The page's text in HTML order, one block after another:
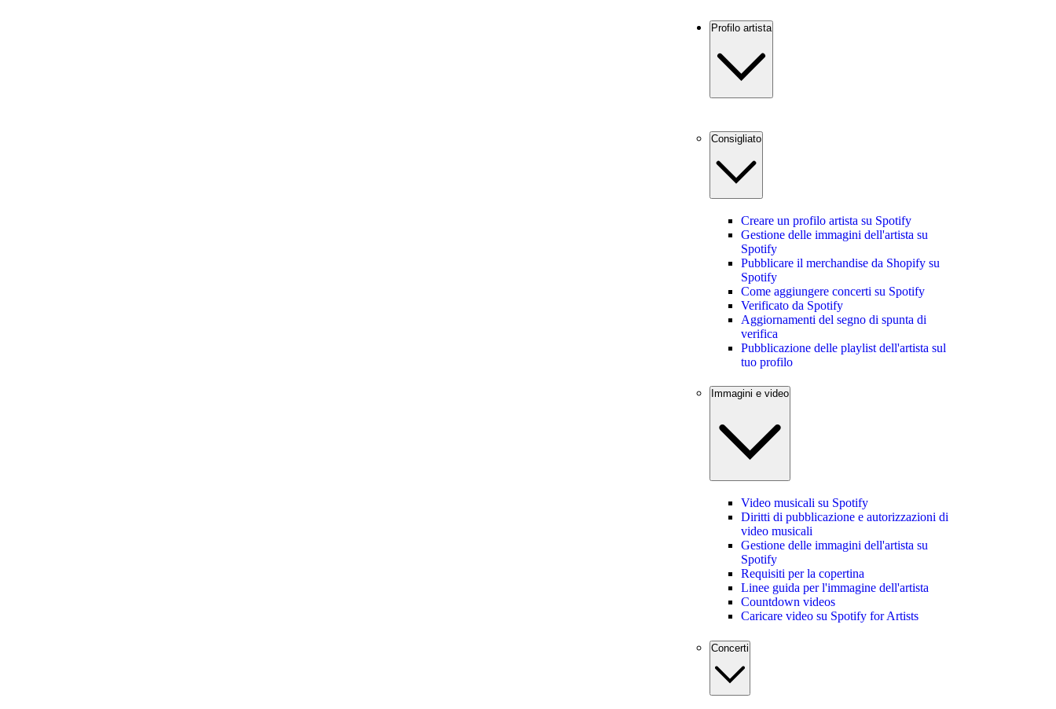
Profilo artista
Consigliato
Creare un profilo artista su Spotify
Gestione delle immagini dell'artista su
Spotify
Pubblicare il merchandise da Shopify su
Spotify
Come aggiungere concerti su Spotify
Verificato da Spotify
Aggiornamenti del segno di spunta di
verifica
Pubblicazione delle playlist dell'artista sul
tuo profilo
Immagini e video
Video musicali su Spotify
Diritti di pubblicazione e autorizzazioni di
video musicali
Gestione delle immagini dell'artista su
Spotify
Requisiti per la copertina
Linee guida per l'immagine dell'artista
Countdown videos
Caricare video su Spotify for Artists
Concerti